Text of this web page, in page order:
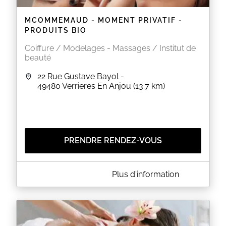
MCOMMEMAUD - MOMENT PRIVATIF -
PRODUITS BIO
Coiffure / Modelages - Massages / Institut de
beauté
22 Rue Gustave Bayol -
49480 Verrieres En Anjou (13.7 km)
PRENDRE RENDEZ-VOUS
A PROPOS DE MCOMMEMAUD - MOMENT PRIVATIF -
https://www.mcommemaudheadspa49.com
EN SAVOIR PLUS
Plus d'information